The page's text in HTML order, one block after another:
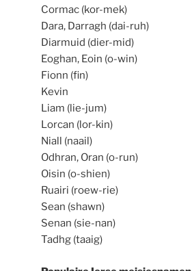
Cormac (kor-mek)
Dara, Darragh (dai-ruh)
Diarmuid (dier-mid)
Eoghan, Eoin (o-win)
Fionn (fin)
Kevin
Liam (lie-jum)
Lorcan (lor-kin)
Niall (naail)
Odhran, Oran (o-run)
Oisin (o-shien)
Ruairi (roew-rie)
Sean (shawn)
Senan (sie-nan)
Tadhg (taaig)